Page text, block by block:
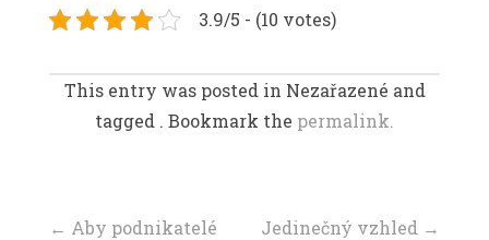
3.9/5 - (10 votes)
This entry was posted in Nezařazené and
tagged . Bookmark the permalink.
← Aby podnikatelé Jedinečný vzhled →